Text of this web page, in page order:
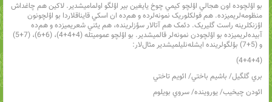
بو اؤلچوده اون هجالي اؤلچو کيمي چوخ يايغين بير اؤلگو اولماميشدير. لاکين هم چاغداش
منظومه‌لريميزده. هم فولکلوريک نمونه‌لرده و هم‌ده ان اسکي قايناقلاردا بو اؤلچونون
اؤزنکلرينه راست گليريک. دئمک هم آتالار سؤزلرينده، هم يئني شعريميزده و هم‌ده
آبيده‌لريميزده بو اؤلچودن نمونه‌لر قالميشدير. بو اؤلچو عموميتله (4+4+4)، (6+6)، (7+5)
و (5+7) بؤلگولرينده ايشله‌نليلميشدير مثال‌لار:
(4+4+4)
بري گلگيل/ باشيم باختي/ ائويم تاختي
ائودن چيخيب/ يوروينده/ سروي بويلوم